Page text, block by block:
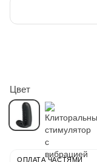
Цвет
ОПЛАТА ЧАСТЯМИ